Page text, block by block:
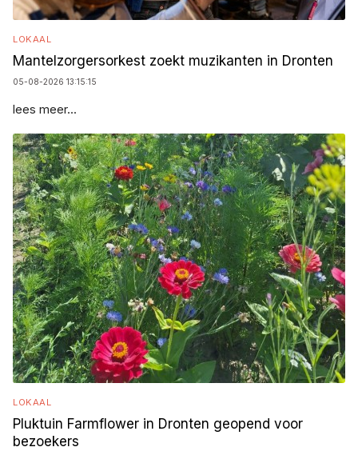
LOKAAL
Mantelzorgersorkest zoekt muzikanten in Dronten
05-08-2026 13:15:15
lees meer...
LOKAAL
Pluktuin Farmflower in Dronten geopend voor
bezoekers